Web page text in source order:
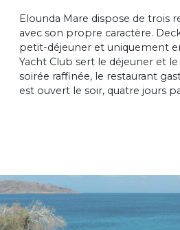
Elounda Mare dispose de trois
avec son propre caractère.
petit-déjeuner et uniquement
Yacht Club sert le déjeuner et
soirée raffinée, le restaurant
est ouvert le soir, quatre jours